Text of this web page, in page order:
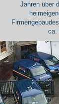
Jahren über
ca.